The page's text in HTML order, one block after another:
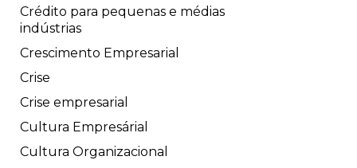
Crédito para pequenas e médias
indústrias
Crescimento Empresarial
Crise
Crise empresarial
Cultura Empresárial
Cultura Organizacional